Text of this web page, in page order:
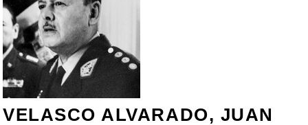
VELASCO ALVARADO, JUAN